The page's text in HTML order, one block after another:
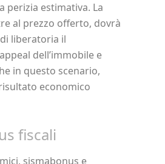
perizia estimativa. La
al prezzo offerto, dovrà
liberatoria il
dell’immobile e
in questo scenario,
economico
fiscali
sismabonus e